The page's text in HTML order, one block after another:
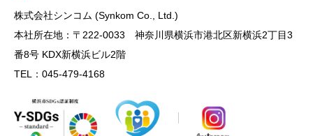
株式会社シンコム (Synkom Co., Ltd.)
本社所在地：〒222-0033 神奈川県横浜市港北区新横浜2丁目3
番8号 KDX新横浜ビル2階
TEL：045-479-4168